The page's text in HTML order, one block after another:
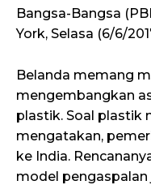
Bangsa-Bangsa
York, Selasa (6/6/
Belanda memang
mengembangkan
plastik. Soal plastik
mengatakan,
ke India.
model